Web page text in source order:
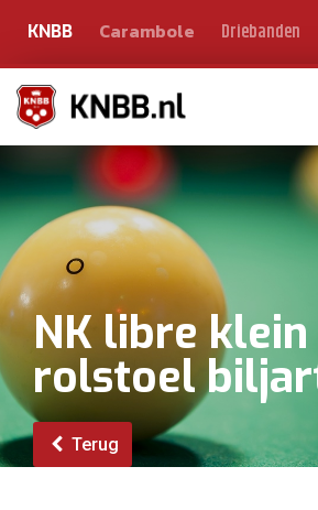
KNBB Carambole Driebanden
NK libre klein
rolstoel
Terug